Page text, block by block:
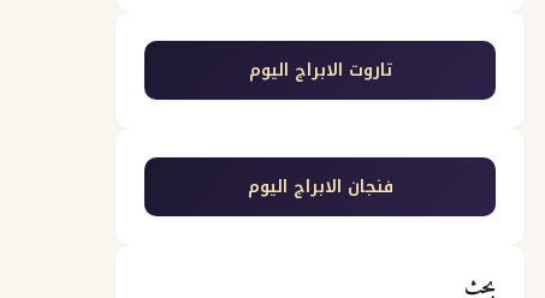
تاروت الابراج اليوم
فنجان الابراج اليوم
بحث